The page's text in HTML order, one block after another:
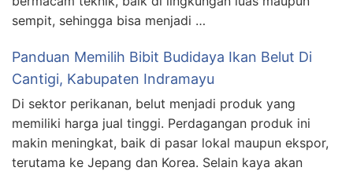
sempit, sehingga bisa menjadi …
Panduan Memilih Bibit Budidaya Ikan Belut Di
Cantigi, Kabupaten Indramayu
Di sektor perikanan, belut menjadi produk yang
memiliki harga jual tinggi. Perdagangan produk ini
makin meningkat, baik di pasar lokal maupun ekspor,
terutama ke Jepang dan Korea. Selain kaya akan